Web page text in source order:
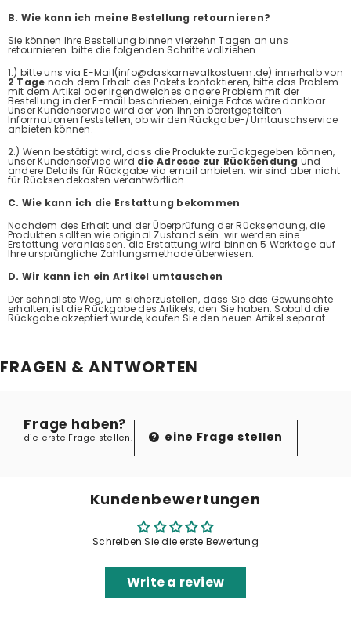
B. Wie kann ich meine Bestellung retournieren?
Sie können Ihre Bestellung binnen vierzehn Tagen an uns
retournieren. bitte die folgenden Schritte vollziehen.
1.) bitte uns via E-Mail(info@daskarnevalkostuem.de) innerhalb von
2 Tage nach dem Erhalt des Pakets kontaktieren, bitte das Problem
mit dem Artikel oder irgendwelches andere Problem mit der
Bestellung in der E-mail beschrieben, einige Fotos wäre dankbar.
Unser Kundenservice wird der von Ihnen bereitgestellten
Informationen feststellen, ob wir den Rückgabe-/Umtauschservice
anbieten können.
2.) Wenn bestätigt wird, dass die Produkte zurückgegeben können,
unser Kundenservice wird die Adresse zur Rücksendung und
andere Details für Rückgabe via email anbieten. wir sind aber nicht
für Rücksendekosten verantwörtlich.
C. Wie kann ich die Erstattung bekommen
Nachdem des Erhalt und der Überprüfung der Rücksendung, die
Produkten sollten wie original Zustand sein. wir werden eine
Erstattung veranlassen. die Erstattung wird binnen 5 Werktage auf
Ihre ursprüngliche Zahlungsmethode überwiesen.
D. Wir kann ich ein Artikel umtauschen
Der schnellste Weg, um sicherzustellen, dass Sie das Gewünschte
erhalten, ist die Rückgabe des Artikels, den Sie haben. Sobald die
Rückgabe akzeptiert wurde, kaufen Sie den neuen Artikel separat.
FRAGEN & ANTWORTEN
Frage haben?
die erste Frage stellen. eine Frage stellen
Kundenbewertungen
Schreiben Sie die erste Bewertung
Write a review